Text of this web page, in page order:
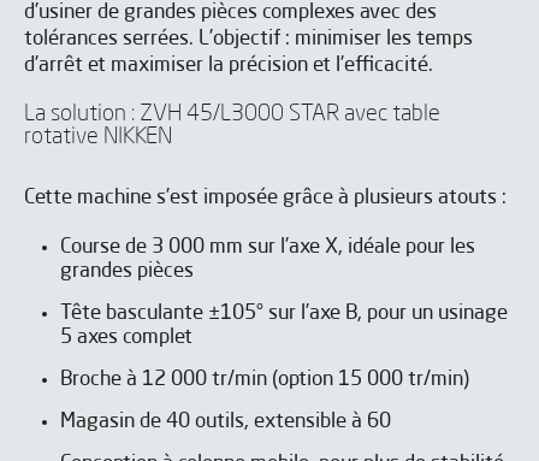
d’usiner de grandes pièces complexes avec des
tolérances serrées. L’objectif : minimiser les temps
d’arrêt et maximiser la précision et l’efficacité.
La solution : ZVH 45/L3000 STAR avec table
rotative NIKKEN
Cette machine s’est imposée grâce à plusieurs atouts :
Course de 3 000 mm sur l’axe X, idéale pour les
grandes pièces
Tête basculante ±105° sur l’axe B, pour un usinage
5 axes complet
Broche à 12 000 tr/min (option 15 000 tr/min)
Magasin de 40 outils, extensible à 60